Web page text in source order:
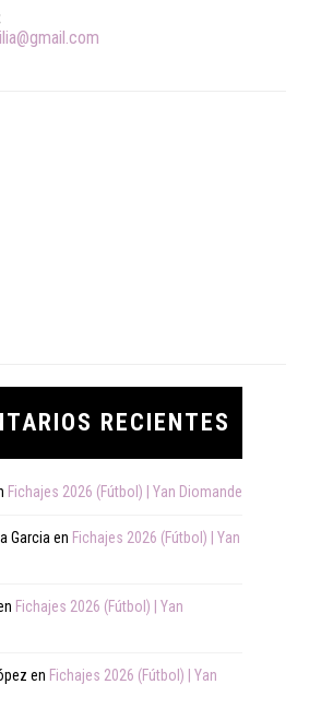
RECIENTES
Fichajes 2026 (Fútbol) | Yan Diomande
Garcia en Fichajes 2026 (Fútbol) | Yan
Fichajes 2026 (Fútbol) | Yan
en Fichajes 2026 (Fútbol) | Yan